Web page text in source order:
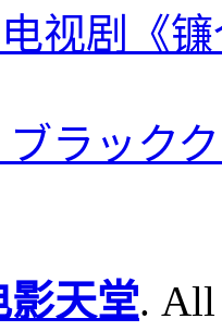
视剧《
ラック
影天堂. All